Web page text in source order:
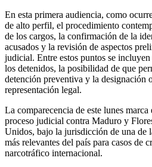
En esta primera audiencia, como
de alto perfil, el procedimiento
de los cargos, la confirmación de la
acusados y la revisión de aspectos
judicial. Entre estos puntos se
los detenidos, la posibilidad de que
detención preventiva y la designación
representación legal.
La comparecencia de este lunes
proceso judicial contra Maduro y
Unidos, bajo la jurisdicción de una de
más relevantes del país para casos de
narcotráfico internacional.